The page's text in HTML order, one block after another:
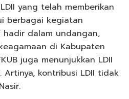
yang telah memberikan
berbagai kegiatan
hadir dalam undangan,
di Kabupaten
juga menunjukkan LDII
kontribusi LDII tidak